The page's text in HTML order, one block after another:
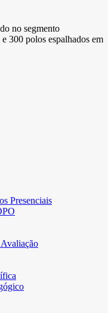
no segmento
300 polos espalhados em
Presenciais